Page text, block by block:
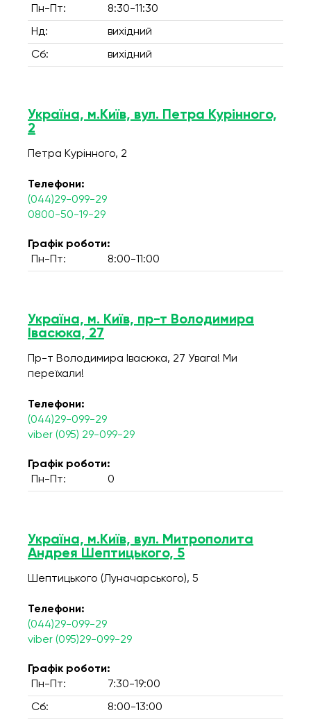
Пн-Пт:
8:30-11:30
Нд: вихідний
Сб: вихідний
Україна, м.Київ, вул. Петра Курінного,
2
Петра Курінного, 2
Телефони:
(044)29-099-29
0800-50-19-29
Графік роботи:
Пн-Пт:
8:00-11:00
Україна, м. Київ, пр-т Володимира
Івасюка, 27
Пр-т Володимира Івасюка, 27 Увага! Ми
переїхали!
Телефони:
(044)29-099-29
viber (095) 29-099-29
Графік роботи:
Пн-Пт:
0
Україна, м.Київ, вул. Митрополита
Андрея Шептицького, 5
Шептицького (Луначарського), 5
Телефони:
(044)29-099-29
viber (095)29-099-29
Графік роботи:
Пн-Пт:
7:30-19:00
Сб: 8:00-13:00